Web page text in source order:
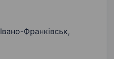
Івано-Франківськ,